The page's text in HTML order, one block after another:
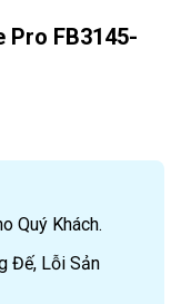
Pro FB3145-
Quý Khách.
Đế, Lỗi Sản